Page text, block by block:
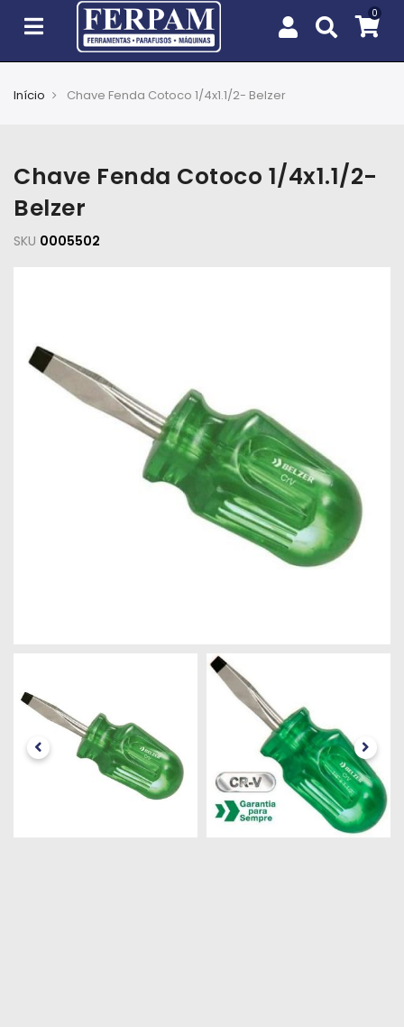
e
Jardim
EPIs
Ferramentas
Máquinas
Pneumáticos
Tintas
e
Início Chave Fenda Cotoco 1/4x1.1/2- Belzer
Chave Fenda Cotoco 1/4x1.1/2-
Belzer
SKU 0005502